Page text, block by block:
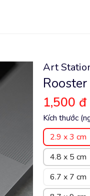
Art
1,500 đ
Kích thước
2.9 x 3 cm
4.8 x 5 cm
6.7 x 7 cm